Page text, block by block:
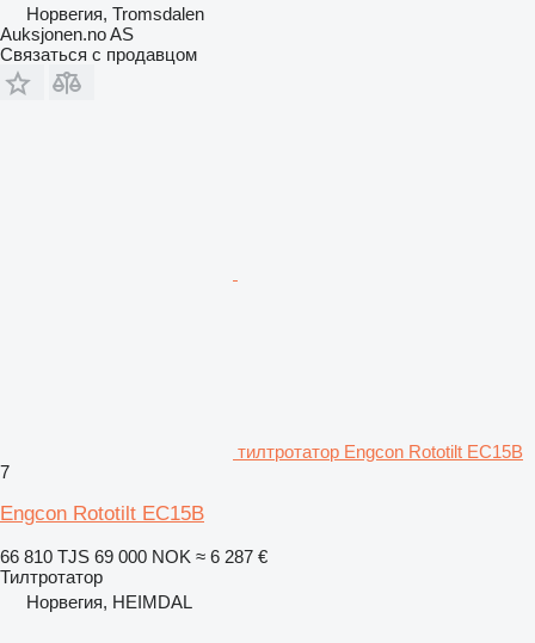
Норвегия, Tromsdalen
Auksjonen.no AS
Связаться с продавцом
тилтротатор Engcon Rototilt EC15B
7
Engcon Rototilt EC15B
66 810 TJS 69 000 NOK ≈ 6 287 €
Тилтротатор
Норвегия, HEIMDAL